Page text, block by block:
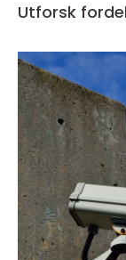
Utforsk